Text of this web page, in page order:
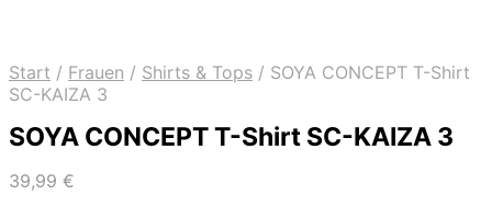
Start / Frauen / Shirts & Tops / SOYA CONCEPT T-Shirt
SC-KAIZA 3
SOYA CONCEPT T-Shirt SC-KAIZA 3
39,99 €